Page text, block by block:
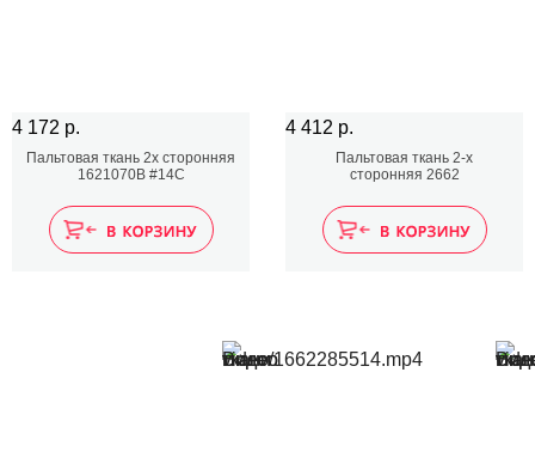
4 172 р.
Пальтовая ткань 2х сторонняя
1621070B #14С
4 412 р.
Пальтовая ткань 2-х
сторонняя 2662